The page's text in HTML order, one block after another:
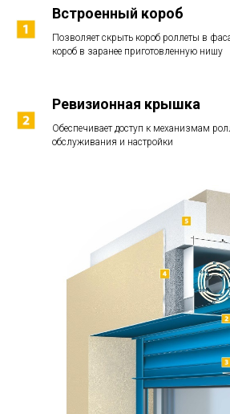
Встроенный короб
Позволяет скрыть короб роллеты в
короб в заранее приготовленную нишу
Ревизионная крышка
Обеспечивает доступ к механизмам
обслуживания и настройки